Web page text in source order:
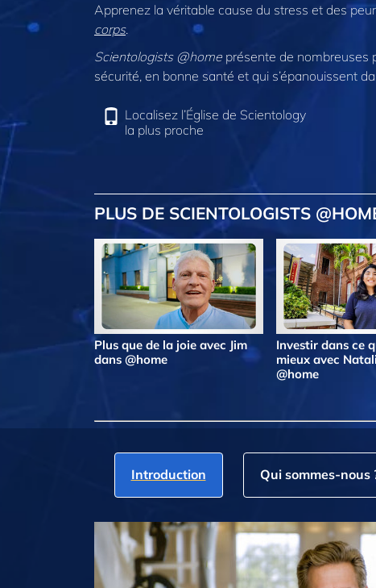
Apprenez la véritable cause du stress et des
corps.
Scientologists @homeprésente de nombreuses
sécurité, en bonne santé et qui s’épanouissent
Localisez l’Église de Scientology
la plus proche
PLUS DE SCIENTOLOGISTS
Plus que de la joie avec Jim
dans @home
Investir dans ce
mieux avec
@home
Introduction Qui sommes‑nous